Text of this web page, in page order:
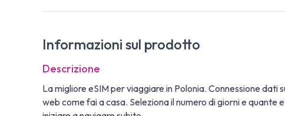
Informazioni sul prodotto
Descrizione
La migliore eSIM per viaggiare in Polonia. Connessione
web come fai a casa. Seleziona il numero di giorni e quante